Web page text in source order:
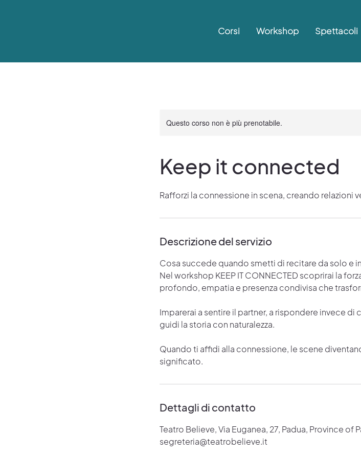
Corsi Workshop Spettacoli
Questo corso non è più prenotabile.
Keep it connected
Rafforzi la connessione in scena, creando relazioni
Descrizione del servizio
Cosa succede quando smetti di recitare da solo e
Nel workshop KEEP IT CONNECTED scoprirai la
profondo, empatia e presenza condivisa che
Imparerai a sentire il partner, a rispondere invece di
guidi la storia con naturalezza.
Quando ti affidi alla connessione, le scene
significato.
Dettagli di contatto
Teatro Believe, Via Euganea, 27, Padua, Province of
segreteria@teatrobelieve.it